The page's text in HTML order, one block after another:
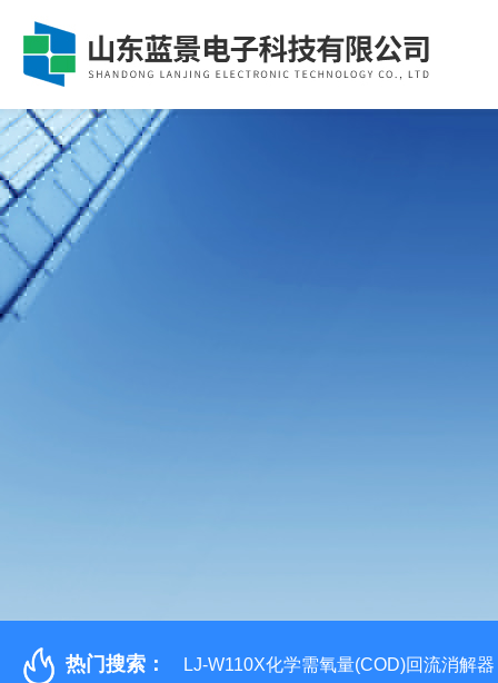
热门搜索： LJ-W110X化学需氧量(COD)回流消解器